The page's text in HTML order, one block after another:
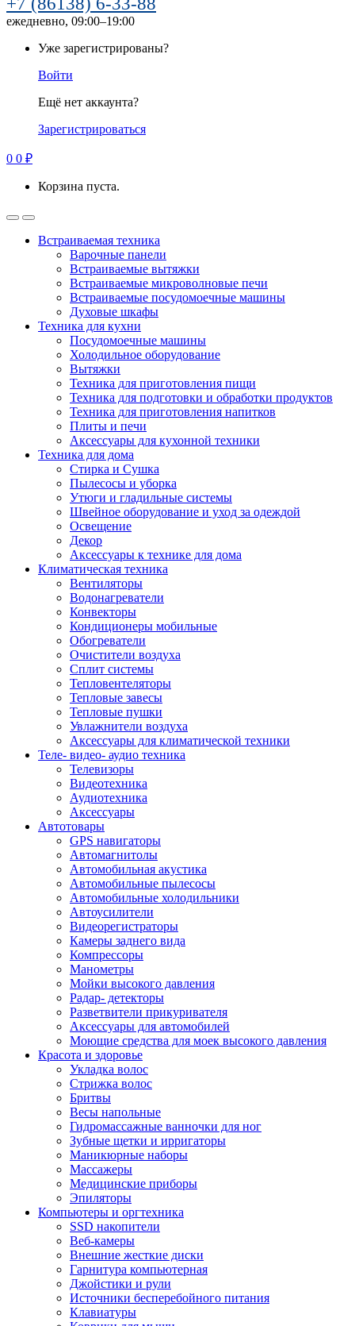
ежедневно, 09:00–19:00
Уже зарегистрированы?
Войти
Ещё нет аккаунта?
Зарегистрироваться
0 0 ₽
Корзина пуста.
Встраиваемая техника
Варочные панели
Встраиваемые вытяжки
Встраиваемые микроволновые печи
Встраиваемые посудомоечные машины
Духовые шкафы
Техника для кухни
Посудомоечные машины
Холодильное оборудование
Вытяжки
Техника для приготовления пищи
Техника для подготовки и обработки продуктов
Техника для приготовления напитков
Плиты и печи
Аксессуары для кухонной техники
Техника для дома
Стирка и Сушка
Пылесосы и уборка
Утюги и гладильные системы
Швейное оборудование и уход за одеждой
Освещение
Декор
Аксессуары к технике для дома
Климатическая техника
Вентиляторы
Водонагреватели
Конвекторы
Кондиционеры мобильные
Обогреватели
Очистители воздуха
Сплит системы
Тепловентеляторы
Тепловые завесы
Тепловые пушки
Увлажнители воздуха
Аксессуары для климатической техники
Теле- видео- аудио техника
Телевизоры
Видеотехника
Аудиотехника
Аксессуары
Автотовары
GPS навигаторы
Автомагнитолы
Автомобильная акустика
Автомобильные пылесосы
Автомобильные холодильники
Автоусилители
Видеорегистраторы
Камеры заднего вида
Компрессоры
Манометры
Мойки высокого давления
Радар- детекторы
Разветвители прикуривателя
Аксессуары для автомобилей
Моющие средства для моек высокого давления
Красота и здоровье
Укладка волос
Стрижка волос
Бритвы
Весы напольные
Гидромассажные ванночки для ног
Зубные щетки и ирригаторы
Маникюрные наборы
Массажеры
Медицинские приборы
Эпиляторы
Компьютеры и оргтехника
SSD накопители
Веб-камеры
Внешние жесткие диски
Гарнитура компьютерная
Джойстики и рули
Источники бесперебойного питания
Клавиатуры